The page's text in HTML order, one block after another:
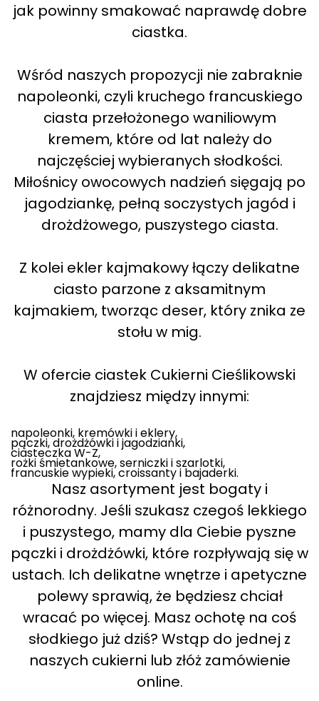
jak powinny smakować naprawdę dobre
ciastka.
Wśród naszych propozycji nie zabraknie
napoleonki, czyli kruchego francuskiego
ciasta przełożonego waniliowym
kremem, które od lat należy do
najczęściej wybieranych słodkości.
Miłośnicy owocowych nadzień sięgają po
jagodziankę, pełną soczystych jagód i
drożdżowego, puszystego ciasta.
Z kolei ekler kajmakowy łączy delikatne
ciasto parzone z aksamitnym
kajmakiem, tworząc deser, który znika ze
stołu w mig.
W ofercie ciastek Cukierni Cieślikowski
znajdziesz między innymi:
napoleonki, kremówki i eklery,
pączki, drożdżówki i jagodzianki,
ciasteczka W-Z,
rożki śmietankowe, serniczki i szarlotki,
francuskie wypieki, croissanty i bajaderki.
Nasz asortyment jest bogaty i
różnorodny. Jeśli szukasz czegoś lekkiego
i puszystego, mamy dla Ciebie pyszne
pączki i drożdżówki, które rozpływają się w
ustach. Ich delikatne wnętrze i apetyczne
polewy sprawią, że będziesz chciał
wracać po więcej. Masz ochotę na coś
słodkiego już dziś? Wstąp do jednej z
naszych cukierni lub złóż zamówienie
online.